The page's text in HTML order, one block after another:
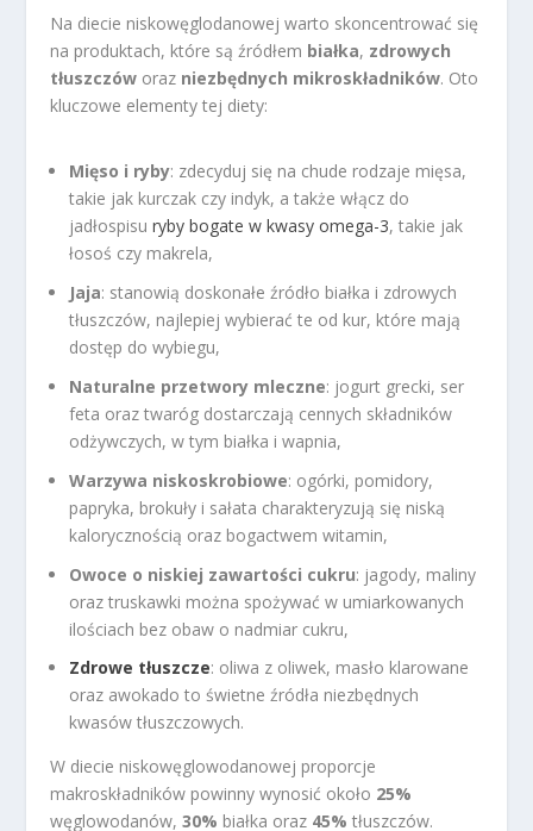
Na diecie niskowęglodanowej warto skoncentrować się
na produktach, które są źródłem białka, zdrowych
tłuszczów oraz niezbędnych mikroskładników. Oto
kluczowe elementy tej diety:
Mięso i ryby: zdecyduj się na chude rodzaje mięsa,
takie jak kurczak czy indyk, a także włącz do
jadłospisuryby bogate w kwasy omega-3, takie jak
łosoś czy makrela,
Jaja: stanowią doskonałe źródło białka i zdrowych
tłuszczów, najlepiej wybierać te od kur, które mają
dostęp do wybiegu,
Naturalne przetwory mleczne: jogurt grecki, ser
feta oraz twaróg dostarczają cennych składników
odżywczych, w tym białka i wapnia,
Warzywa niskoskrobiowe: ogórki, pomidory,
papryka, brokuły i sałata charakteryzują się niską
kalorycznością oraz bogactwem witamin,
Owoce o niskiej zawartości cukru: jagody, maliny
oraz truskawki można spożywać w umiarkowanych
ilościach bez obaw o nadmiar cukru,
Zdrowe tłuszcze: oliwa z oliwek, masło klarowane
oraz awokado to świetne źródła niezbędnych
kwasów tłuszczowych.
W diecie niskowęglowodanowej proporcje
makroskładników powinny wynosić około 25%
węglowodanów,30% białka oraz 45% tłuszczów.